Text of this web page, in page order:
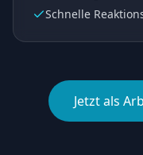
Schnelle
Jetzt als